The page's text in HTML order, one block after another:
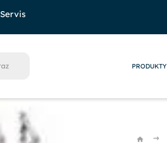
Servis
PRODUKTY